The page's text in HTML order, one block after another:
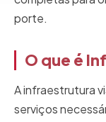
porte.
O que é
A infraestrutura
serviços